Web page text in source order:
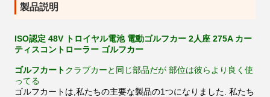
製品説明
ISO認定 48V トロイヤル電池 電動ゴルフカー 2人座 275A カー
ティスコントローラー ゴルフカー
ゴルフカートクラブカーと同じ部品だが 部位は彼らより良く使
ってる
ゴルフカートは,私たちの主要な製品の1つになりました. 私たち